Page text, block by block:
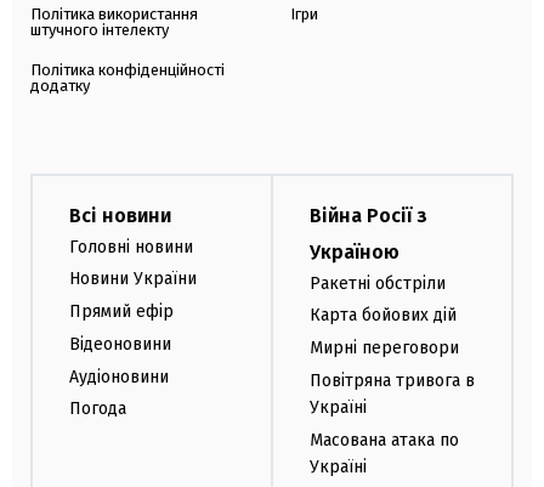
Політика використання
штучного інтелекту
Політика конфіденційності
додатку
Ігри
Всі новини
Головні новини
Новини України
Прямий ефір
Відеоновини
Аудіоновини
Погода
Війна Росії з
Україною
Ракетні обстріли
Карта бойових дій
Мирні переговори
Повітряна тривога в
Україні
Масована атака по
Україні